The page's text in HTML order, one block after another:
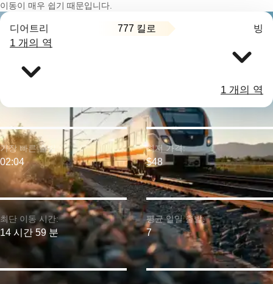
이동이 매우 쉽기 때문입니다.
디어트리 777 킬로 빙
1 개의 역
1 개의 역
최단 이동 시간:
14 시간 59 분
가장 빠른 출발:
02:04
최저 가격:
$48
평균 일일 출발:
7